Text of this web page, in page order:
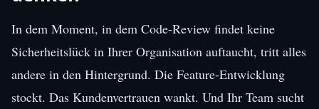
In dem Moment, in dem Code-Review findet keine
Sicherheitslück in Ihrer Organisation auftaucht, tritt alles
andere in den Hintergrund. Die Feature-Entwicklung
stockt. Das Kundenvertrauen wankt. Und Ihr Team sucht